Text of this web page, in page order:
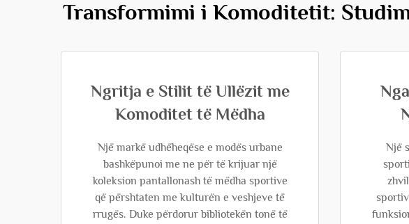
Transformimi i Komoditetit:
Ngritja e Stilit të Ullëzit me
Komoditet të Mëdha
Një markë udhëheqëse e modës urbane
bashkëpunoi me ne për të krijuar një
koleksion pantallonash të mëdha sportive
që përshtaten me kulturën e veshjeve të
rrugës. Duke përdorur bibliotekën tonë të
Një